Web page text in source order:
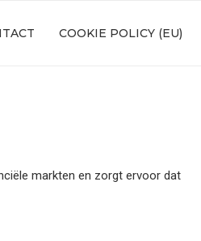
COOKIE POLICY (EU)
markten en zorgt ervoor dat